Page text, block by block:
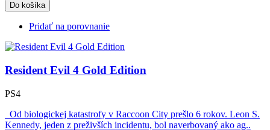
Do košíka
Pridať na porovnanie
Resident Evil 4 Gold Edition
PS4
Od biologickej katastrofy v Raccoon City prešlo 6 rokov. Leon S.
Kennedy, jeden z preživších incidentu, bol naverbovaný ako ag..